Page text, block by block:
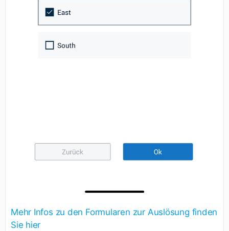
Mehr Infos zu den Formularen zur Auslösung finden
Sie hier